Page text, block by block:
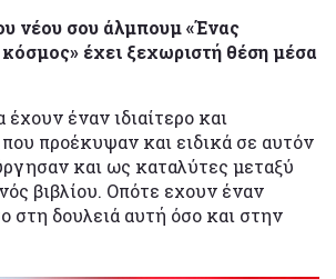
νέου σου άλμπουμ «Ένας
έχει ξεχωριστή θέση μέσα
έχουν έναν ιδιαίτερο και
προέκυψαν και ειδικά σε αυτόν
και ως καταλύτες μεταξύ
βιβλίου. Οπότε εχουν έναν
στη δουλειά αυτή όσο και στην